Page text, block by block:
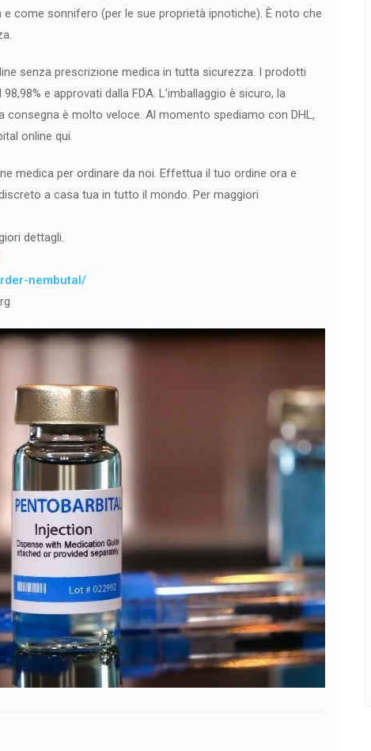
come sonnifero (per le sue proprietà ipnotiche). È noto che
senza prescrizione medica in tutta sicurezza. I prodotti
e approvati dalla FDA. L’imballaggio è sicuro, la
consegna è molto veloce. Al momento spediamo con DHL,
online qui.
medica per ordinare da noi. Effettua il tuo ordine ora e
a casa tua in tutto il mondo. Per maggiori
dettagli.
nembutal/